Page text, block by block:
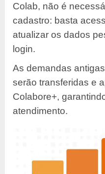
Colab, não é
cadastro: basta
atualizar os dados
login.
As demandas
serão transferidas e
Colabore+,
atendimento.